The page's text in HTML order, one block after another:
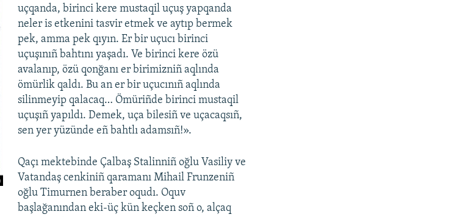
uçqanda, birinci kere mustaqil uçuş yapqanda
neler is etkenini tasvir etmek ve aytıp bermek
pek, amma pek qıyın. Er bir uçucı birinci
uçuşınıñ bahtını yaşadı. Ve birinci kere özü
avalanıp, özü qonğanı er birimizniñ aqlında
ömürlik qaldı. Bu an er bir uçucınıñ aqlında
silinmeyip qalacaq… Ömüriñde birinci mustaqil
uçuşıñ yapıldı. Demek, uça bilesiñ ve uçacaqsıñ,
sen yer yüzünde eñ bahtlı adamsıñ!».
Qaçı mektebinde Çalbaş Stalinniñ oğlu Vasiliy ve
Vatandaş cenkiniñ qaramanı Mihail Frunzeniñ
oğlu Timurnen beraber oqudı. Oquv
başlağanından eki-üç kün keçken soñ o, alçaq